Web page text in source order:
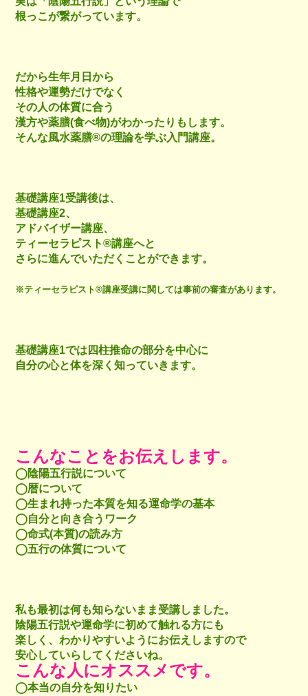
根っこが繋がっています。
だから生年月日から
性格や運勢だけでなく
その人の体質に合う
漢方や薬膳(食べ物)がわかったりもします。
そんな風水薬膳®︎の理論を学ぶ入門講座。
基礎講座1受講後は、
基礎講座2、
アドバイザー講座、
ティーセラピスト®︎講座へと
さらに進んでいただくことができます。
※ティーセラピスト®︎講座受講に関しては事前の審査があります。
基礎講座1では四柱推命の部分を中心に
自分の心と体を深く知っていきます。
こんなことをお伝えします。
◯陰陽五行説について
◯暦について
◯生まれ持った本質を知る運命学の基本
◯自分と向き合うワーク
◯命式(本質)の読み方
◯五行の体質について
私も最初は何も知らないまま受講しました。
陰陽五行説や運命学に初めて触れる方にも
楽しく、わかりやすいようにお伝えしますので
安心していらしてくださいね。
こんな人にオススメです。
◯本当の自分を知りたい